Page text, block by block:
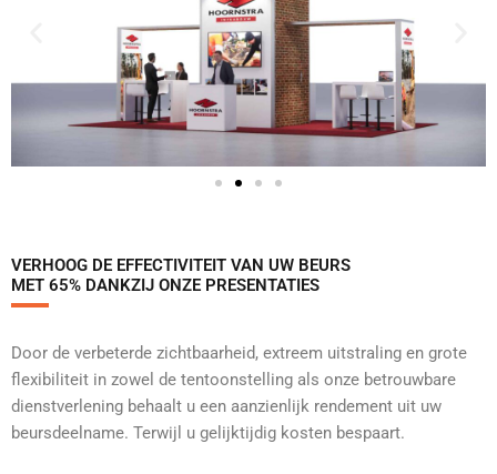
VERHOOG DE EFFECTIVITEIT VAN UW BEURS
MET 65% DANKZIJ ONZE PRESENTATIES
Door de verbeterde zichtbaarheid, extreem uitstraling en grote
flexibiliteit in zowel de tentoonstelling als onze betrouwbare
dienstverlening behaalt u een aanzienlijk rendement uit uw
beursdeelname. Terwijl u gelijktijdig kosten bespaart.